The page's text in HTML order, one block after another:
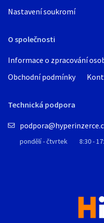
Nastavení soukromí
O společnosti
Informace o zpracování
Obchodní podmínky
Technická podpora
pondělí - čtvrtek 8:30 -